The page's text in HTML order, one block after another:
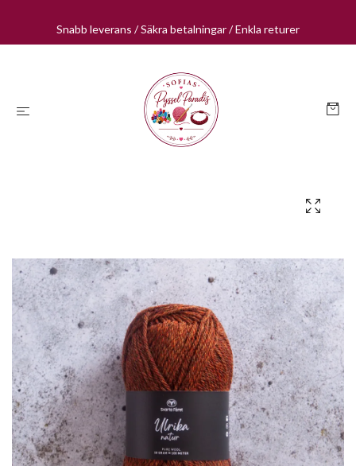
Snabb leverans / Säkra betalningar / Enkla returer